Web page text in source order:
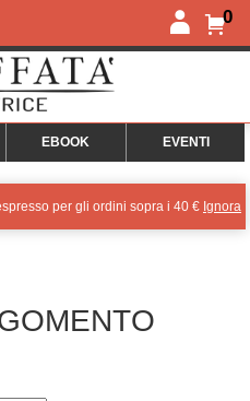
0
EBOOK EVENTI
per gli ordini sopra i 40 € Ignora